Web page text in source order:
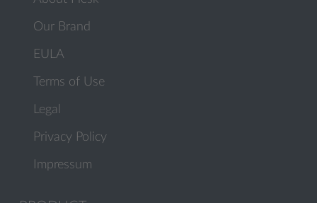
Our Brand
EULA
Terms of Use
Legal
Privacy Policy
Impressum